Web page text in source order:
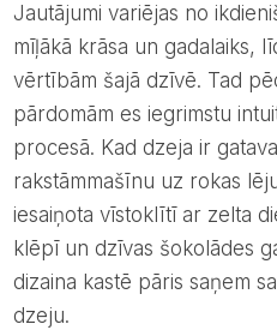
Jautājumi variējas no ikdienišķām lietām kā, piemēram,
mīļākā krāsa un gadalaiks,
vērtībām šajā dzīvē. Tad
pārdomām es iegrimstu
procesā. Kad dzeja ir
rakstāmmašīnu uz rokas
iesaiņota vīstoklītī ar zelta
klēpī un dzīvas šokolādes
dizaina kastē pāris saņem
dzeju.